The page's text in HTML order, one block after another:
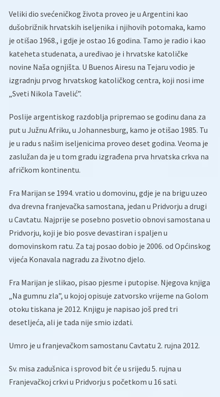
Veliki dio svećeničkog života proveo je u Argentini kao
dušobrižnik hrvatskih iseljenika i njihovih potomaka, kamo
je otišao 1968., i gdje je ostao 16 godina. Tamo je radio i kao
kateheta studenata, a uređivao je i hrvatske katoličke
novine Naša ognjišta. U Buenos Airesu na Tejaru vodio je
izgradnju prvog hrvatskog katoličkog centra, koji nosi ime
„Sveti Nikola Tavelić”.
Poslije argentiskog razdoblja pripremao se godinu dana za
put u Južnu Afriku, u Johannesburg, kamo je otišao 1985. Tu
je u radu s našim iseljenicima proveo deset godina. Veoma je
zaslužan da je u tom gradu izgrađena prva hrvatska crkva na
afričkom kontinentu.
Fra Marijan se 1994. vratio u domovinu, gdje je na brigu uzeo
dva drevna franjevačka samostana, jedan u Pridvorju a drugi
u Cavtatu. Najprije se posebno posvetio obnovi samostana u
Pridvorju, koji je bio posve devastiran i spaljen u
domovinskom ratu. Za taj posao dobio je 2006. od Općinskog
vijeća Konavala nagradu za životno djelo.
Fra Marijan je slikao, pisao pjesme i putopise. Njegova knjiga
„Na gumnu zla”, u kojoj opisuje zatvorsko vrijeme na Golom
otoku tiskana je 2012. Knjigu je napisao još pred tri
desetljeća, ali je tada nije smio izdati.
Umro je u franjevačkom samostanu Cavtatu 2. rujna 2012.
Sv. misa zadušnica i sprovod bit će u srijedu 5. rujna u
Franjevačkoj crkvi u Pridvorju s početkom u 16 sati.